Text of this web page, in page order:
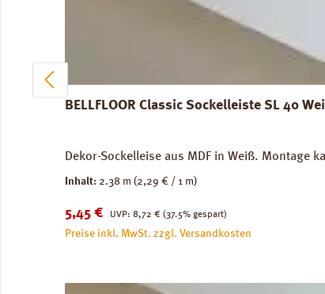
BELLFLOOR Classic Sockelleiste SL 40
Dekor-Sockelleise aus MDF in Weiß.
Inhalt: 2.38 m (2,29 € / 1 m)
Verkaufspreis:
5,45 € UVP: Regulärer Preis:
8,72 € (37.5% gespart)
Preise inkl. MwSt. zzgl. Versandkosten